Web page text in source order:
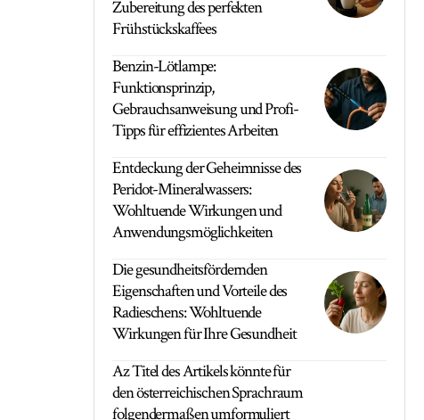
Zubereitung des perfekten
Frühstückskaffees
Benzin-Lötlampe:
Funktionsprinzip,
Gebrauchsanweisung und Profi-
Tipps für effizientes Arbeiten
Entdeckung der Geheimnisse des
Peridot-Mineralwassers:
Wohltuende Wirkungen und
Anwendungsmöglichkeiten
Die gesundheitsfördernden
Eigenschaften und Vorteile des
Radieschens: Wohltuende
Wirkungen für Ihre Gesundheit
Az Titel des Artikels könnte für
den österreichischen Sprachraum
folgendermaßen umformuliert